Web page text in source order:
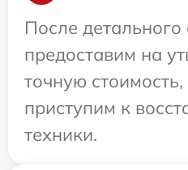
После
предоставим на
точную
приступим к
техники.